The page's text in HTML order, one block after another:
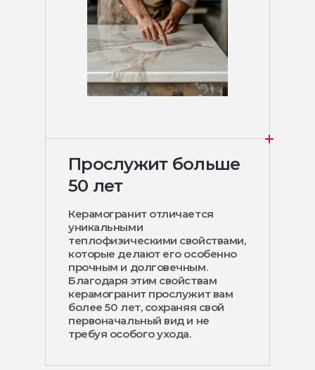
Прослужит больше
50 лет
Керамогранит отличается
уникальными
теплофизическими свойствами,
которые делают его особенно
прочным и долговечным.
Благодаря этим свойствам
керамогранит прослужит вам
более 50 лет, сохраняя свой
первоначальный вид и не
требуя особого ухода.